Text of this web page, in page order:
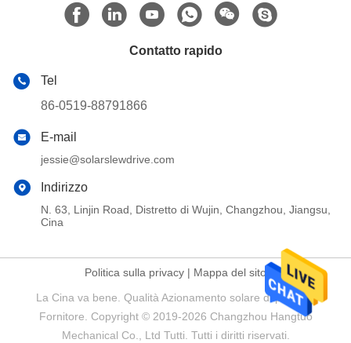
Contatto rapido
Tel
86-0519-88791866
E-mail
jessie@solarslewdrive.com
Indirizzo
N. 63, Linjin Road, Distretto di Wujin, Changzhou, Jiangsu,
Cina
Politica sulla privacy | Mappa del sito
La Cina va bene. Qualità Azionamento solare di pantano
Fornitore. Copyright © 2019-2026 Changzhou Hangtuo
Mechanical Co., Ltd Tutti. Tutti i diritti riservati.